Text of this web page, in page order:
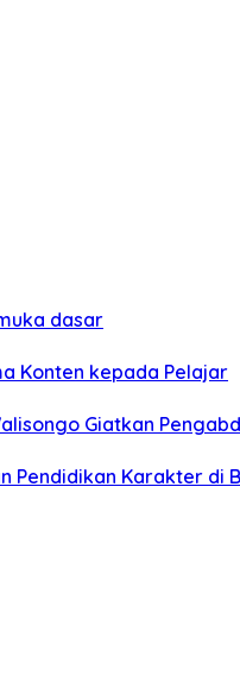
dasar
Konten kepada Pelajar
Giatkan
Pendidikan Karakter di